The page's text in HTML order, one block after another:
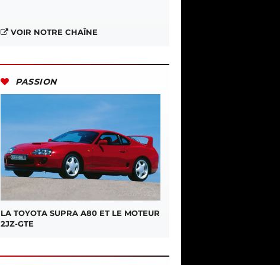
VOIR NOTRE CHAÎNE
PASSION
LA TOYOTA SUPRA A80 ET LE MOTEUR
2JZ-GTE